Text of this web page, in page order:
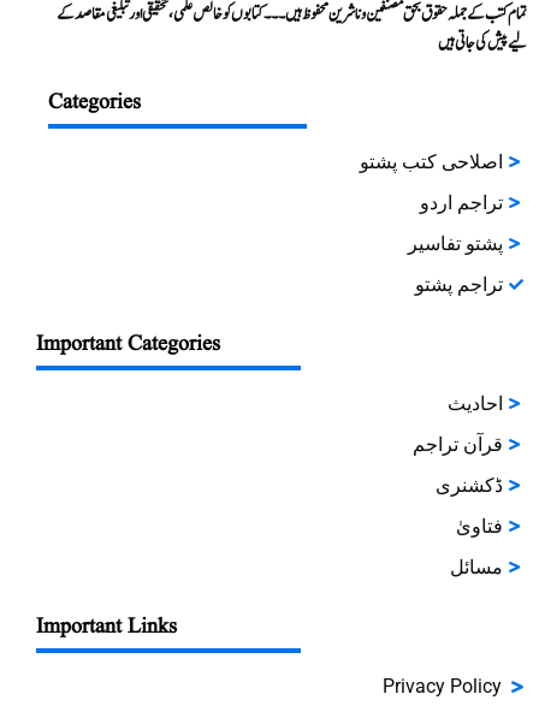
تمام کتب کے جملہ حقوق بحق مصنفین و ناشرین محفوظ ہیں۔۔۔ کتابوں کو خالص علمی، تحقیقی اور تبلیغی مقاصد کے
لیے پیش کی جاتی ہیں
Categories
اصلاحی کتب پشتو
تراجم اردو
پشتو تفاسیر
تراجم پشتو
Important Categories
احادیث
قرآن تراجم
ڈکشنری
فتاویٰ
مسائل
Important Links
Privacy Policy